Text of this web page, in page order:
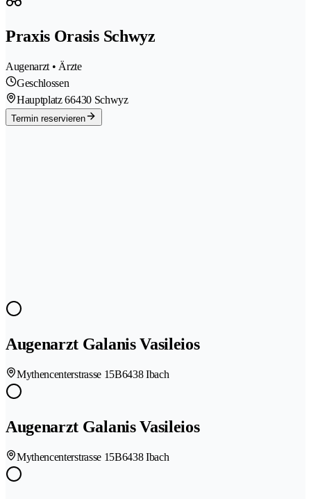
Praxis Orasis Schwyz
Augenarzt • Ärzte
Geschlossen
Hauptplatz 66430 Schwyz
Termin reservieren
Augenarzt Galanis Vasileios
Mythencenterstrasse 15B6438 Ibach
Augenarzt Galanis Vasileios
Mythencenterstrasse 15B6438 Ibach